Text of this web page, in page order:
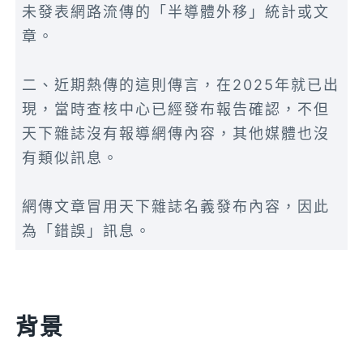
未發表網路流傳的「半導體外移」統計或文
章。
二、近期熱傳的這則傳言，在2025年就已出
現，當時查核中心已經發布報告確認，不但
天下雜誌沒有報導網傳內容，其他媒體也沒
有類似訊息。
網傳文章冒用天下雜誌名義發布內容，因此
為「錯誤」訊息。
背景